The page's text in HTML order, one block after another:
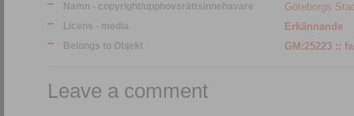
Namn - copyright/upphovsrättsinnehavare Göteborgs
Licens - media Erkännande
Belongs to Objekt
Leave a comment